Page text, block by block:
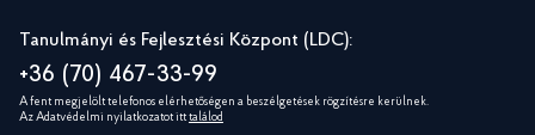
Tanulmányi és Fejlesztési Központ (LDC):
+36 (70) 467-33-99
A fent megjelölt telefonos elérhetőségen a beszélgetések rögzítésre kerülnek.
Az Adatvédelmi nyilatkozatot itt találod